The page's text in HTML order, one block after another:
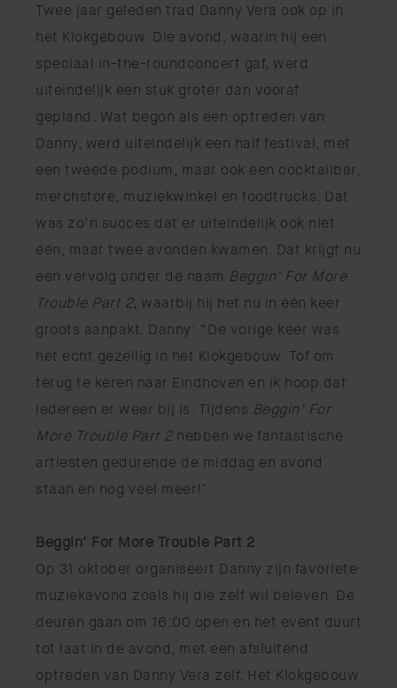
Twee jaar geleden trad Danny Vera ook op in
het Klokgebouw. Die avond, waarin hij een
speciaal in-the-roundconcert gaf, werd
uiteindelijk een stuk groter dan vooraf
gepland. Wat begon als een optreden van
Danny, werd uiteindelijk een half festival, met
een tweede podium, maar ook een cocktailbar,
merchstore, muziekwinkel en foodtrucks. Dat
was zo’n succes dat er uiteindelijk ook niet
één, maar twee avonden kwamen. Dat krijgt nu
een vervolg onder de naam Beggin’ For More
Trouble Part 2, waarbij hij het nu in één keer
groots aanpakt. Danny: “De vorige keer was
het echt gezellig in het Klokgebouw. Tof om
terug te keren naar Eindhoven en ik hoop dat
iedereen er weer bij is. Tijdens Beggin’ For
More Trouble Part 2hebben we fantastische
artiesten gedurende de middag en avond
staan en nog veel meer!’
Beggin’ For More Trouble Part 2
Op 31 oktober organiseert Danny zijn favoriete
muziekavond zoals hij die zelf wil beleven. De
deuren gaan om 16:00 open en het event duurt
tot laat in de avond, met een afsluitend
optreden van Danny Vera zelf. Het Klokgebouw